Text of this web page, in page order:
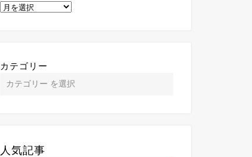
カテゴリー
人気記事